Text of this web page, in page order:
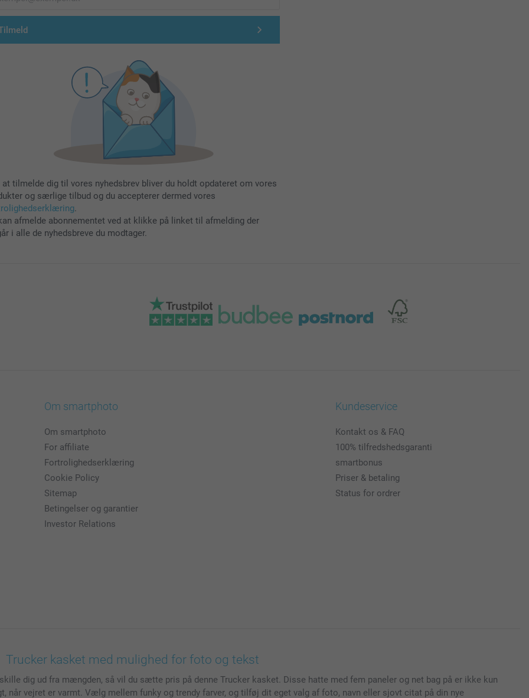
at tilmelde dig til vores nyhedsbrev bliver du holdt opdateret om vores
og særlige tilbud og du accepterer dermed vores
.
afmelde abonnementet ved at klikke på linket til afmelding der
i alle de nyhedsbreve du modtager.
Om smartphoto
Om smartphoto
For affiliate
Fortrolighedserklæring
Cookie Policy
Sitemap
Betingelser og garantier
Investor Relations
Kundeservice
Kontakt os & FAQ
100% tilfredshedsgaranti
smartbonus
Priser & betaling
Status for ordrer
Trucker kasket med mulighed for foto og tekst
dig ud fra mængden, så vil du sætte pris på denne Trucker kasket. Disse hatte med fem paneler og net bag på er ikke kun
når vejret er varmt. Vælg mellem funky og trendy farver, og tilføj dit eget valg af foto, navn eller sjovt citat på din nye